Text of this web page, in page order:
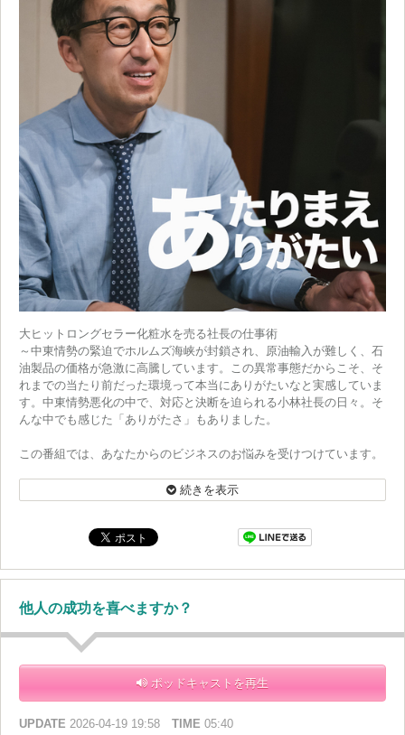
大ヒットロングセラー化粧水を売る社長の仕事術
～中東情勢の緊迫でホルムズ海峡が封鎖され、原油輸入が難しく、石
油製品の価格が急激に高騰しています。この異常事態だからこそ、そ
れまでの当たり前だった環境って本当にありがたいなと実感していま
す。中東情勢悪化の中で、対応と決断を迫られる小林社長の日々。そ
んな中でも感じた「ありがたさ」もありました。
この番組では、あなたからのビジネスのお悩みを受けつけています。
HPにあるメッセージフォームから送って下さいね！
https://www.tfm.co.jp/podcasts/kando/
続きを表示
他人の成功を喜べますか？
ポッドキャストを再生
UPDATE 2026-04-19 19:58 TIME 05:40